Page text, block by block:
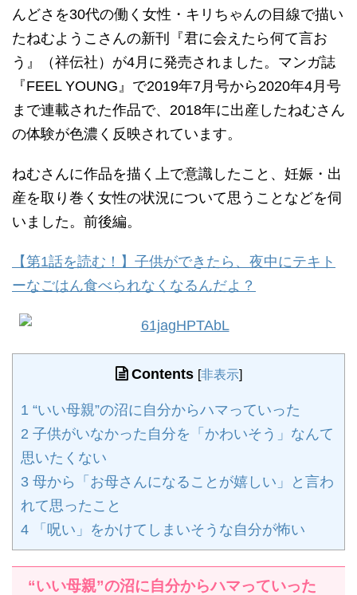
んどさを30代の働く女性・キリちゃんの目線で描い
たねむようこさんの新刊『君に会えたら何て言お
う』（祥伝社）が4月に発売されました。マンガ誌
『FEEL YOUNG』で2019年7月号から2020年4月号
まで連載された作品で、2018年に出産したねむさん
の体験が色濃く反映されています。
ねむさんに作品を描く上で意識したこと、妊娠・出
産を取り巻く女性の状況について思うことなどを伺
いました。前後編。
【第1話を読む！】子供ができたら、夜中にテキト
ーなごはん食べられなくなるんだよ？
Contents [非表示]
1 “いい母親”の沼に自分からハマっていった
2 子供がいなかった自分を「かわいそう」なんて
思いたくない
3 母から「お母さんになることが嬉しい」と言わ
れて思ったこと
4 「呪い」をかけてしまいそうな自分が怖い
“いい母親”の沼に自分からハマっていった